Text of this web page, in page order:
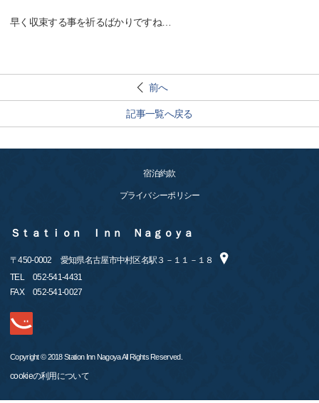
早く収束する事を祈るばかりですね…
前へ
記事一覧へ戻る
宿泊約款
プライバシーポリシー
Ｓｔａｔｉｏｎ Ｉｎｎ Ｎａｇｏｙａ
〒450-0002
愛知県名古屋市中村区名駅３－１１－１８
TEL
052-541-4431
FAX
052-541-0027
Copyright © 2018 Station Inn Nagoya All Rights Reserved.
cookieの利用について